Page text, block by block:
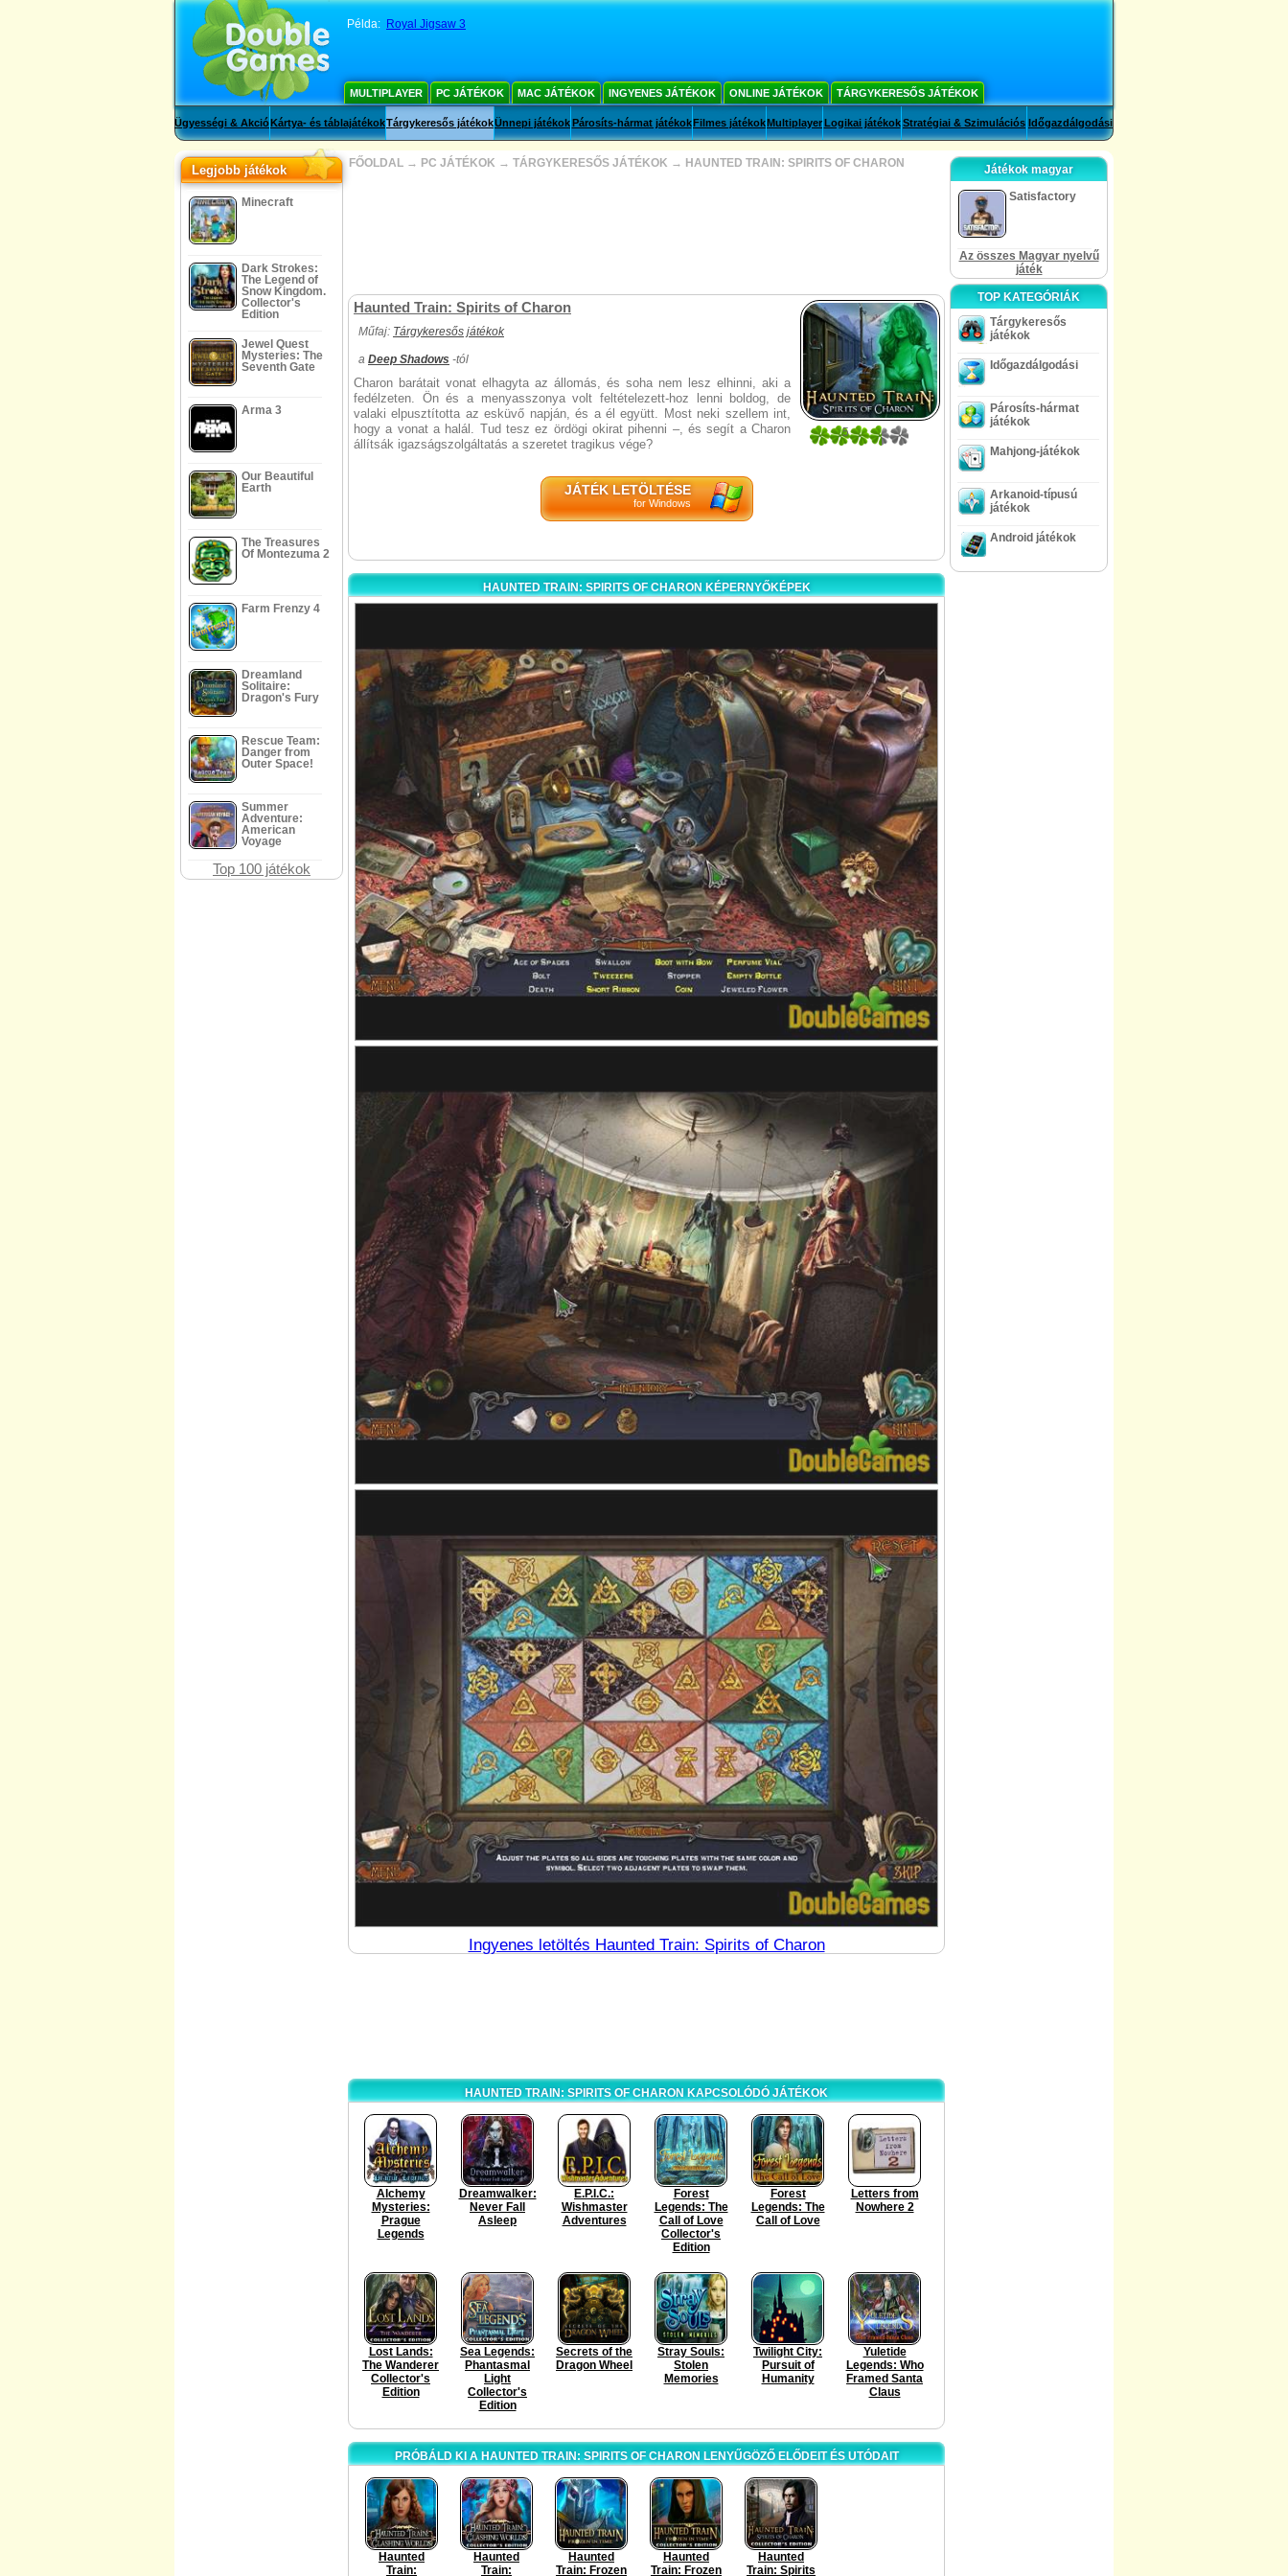
Példa: Royal Jigsaw 3
MULTIPLAYER PC JÁTÉKOK MAC JÁTÉKOK INGYENES JÁTÉKOK ONLINE JÁTÉKOK TÁRGYKERESŐS JÁTÉKOK
Ügyességi & AkcióKártya- és táblajátékokTárgykeresős játékokÜnnepi játékokPárosíts-hármat játékokFilmes játékokMultiplayerLogikai játékok Stratégiai & Szimulációs Időgazdálgodási
Legjobb játékok
Minecraft
Dark Strokes:
The Legend of
Snow Kingdom.
Collector's
Edition
Jewel Quest
Mysteries: The
Seventh Gate
Arma 3
Our Beautiful
Earth
The Treasures
Of Montezuma 2
Farm Frenzy 4
Dreamland
Solitaire:
Dragon's Fury
Rescue Team:
Danger from
Outer Space!
Summer
Adventure:
American
Voyage
Top 100 játékok
FŐOLDAL → PC JÁTÉKOK → TÁRGYKERESŐS JÁTÉKOK → HAUNTED TRAIN: SPIRITS OF CHARON
5
Haunted Train: Spirits of Charon
Műfaj: Tárgykeresős játékok
a Deep Shadows -tól
Charon barátait vonat elhagyta az állomás, és soha nem lesz elhinni, aki a
fedélzeten. Ön és a menyasszonya volt feltételezett-hoz lenni boldog, de
valaki elpusztította az esküvő napján, és a él együtt. Most neki szellem int,
hogy a vonat a halál. Tud tesz ez ördögi okirat pihenni –, és segít a Charon
állítsák igazságszolgáltatás a szeretet tragikus vége?
JÁTÉK LETÖLTÉSE
for Windows
HAUNTED TRAIN: SPIRITS OF CHARON KÉPERNYŐKÉPEK
Ingyenes letöltés Haunted Train: Spirits of Charon
HAUNTED TRAIN: SPIRITS OF CHARON KAPCSOLÓDÓ JÁTÉKOK
Alchemy
Mysteries:
Prague
Legends
Dreamwalker:
Never Fall
Asleep
E.P.I.C.:
Wishmaster
Adventures
Forest
Legends: The
Call of Love
Collector's
Edition
Forest
Legends: The
Call of Love
Letters from
Nowhere 2
Lost Lands:
The Wanderer
Collector's
Edition
Sea Legends:
Phantasmal
Light
Collector's
Edition
Secrets of the
Dragon Wheel
Stray Souls:
Stolen
Memories
Twilight City:
Pursuit of
Humanity
Yuletide
Legends: Who
Framed Santa
Claus
PRÓBÁLD KI A HAUNTED TRAIN: SPIRITS OF CHARON LENYŰGÖZŐ ELŐDEIT ÉS UTÓDAIT
Haunted
Train:
Haunted
Train:
Haunted
Train: Frozen
Haunted
Train: Frozen
Haunted
Train: Spirits
Játékok magyar
Satisfactory
Az összes Magyar nyelvű
játék
TOP KATEGÓRIÁK
Tárgykeresős
játékok
Időgazdálgodási
Párosíts-hármat
játékok
Mahjong-játékok
Arkanoid-típusú
játékok
Android játékok